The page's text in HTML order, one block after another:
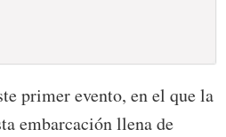
primer evento, en el que la
embarcación llena de